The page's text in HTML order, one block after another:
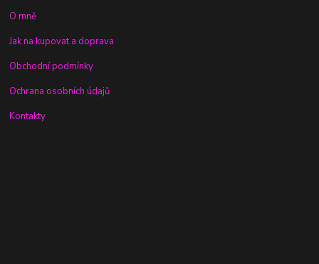
O mně
Jak na kupovat a doprava
Obchodní podmínky
Ochrana osobních údajů
Kontakty